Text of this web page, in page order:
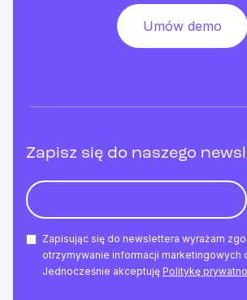
Umów demo
Zapisz się do naszego
Zapisując się do newslettera wyrażam
otrzymywanie informacji marketingowych
Jednocześnie akceptuję Politykę